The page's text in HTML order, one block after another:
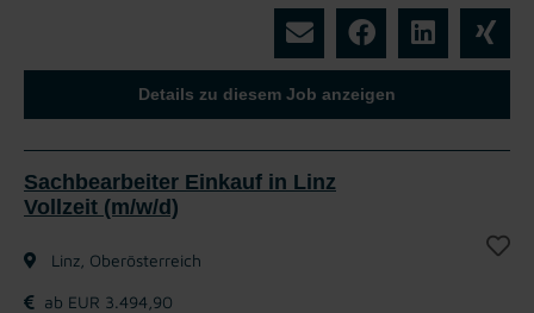
Details zu diesem Job anzeigen
Sachbearbeiter Einkauf in Linz
Vollzeit (m/w/d)
Linz, Oberösterreich
ab EUR 3.494,90